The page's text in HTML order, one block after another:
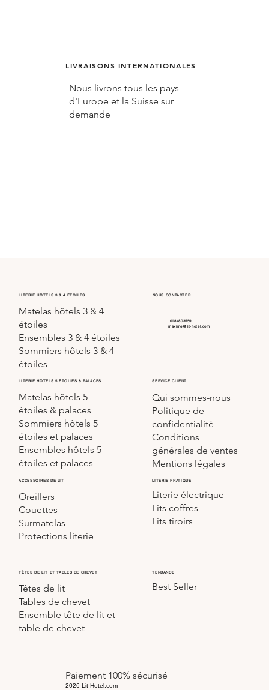
LIVRAISONS INTERNATIONALES
Nous livrons tous les pays
d'Europe et la Suisse sur
demande
Paiement 100% sécurisé
2026 Lit-Hotel.com
LITERIE HÔTELS 3 & 4 ÉTOILES
Matelas hôtels 3 & 4
étoiles
Sommiers hôtels 3 & 4
étoiles
Ensembles 3 & 4 étoiles
LITERIE HÔTELS 5 ÉTOILES & PALACES
Matelas hôtels 5
étoiles & palaces
Sommiers hôtels 5
étoiles et palaces
Ensembles hôtels 5
étoiles et palaces
ACCESSOIRES DE LIT
Oreillers
Couettes
Surmatelas
Protections literie
TÊTES DE LIT ET TABLES DE CHEVET
Têtes de lit
Tables de chevet
Ensemble tête de lit et
table de chevet
LITERIE PRATIQUE
Literie électrique
Lits coffres
Lits tiroirs
TENDANCE
Best Seller
SERVICE CLIENT
Qui sommes-nous
Politique de
confidentialité
Conditions
générales de ventes
Mentions légales
NOUS CONTACTER
0184803559
maxime@lit-hotel.com